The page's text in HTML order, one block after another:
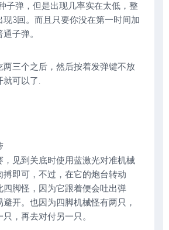
子弹，但是出现几率实在太低，整
3回。而且只要你没在第一时间加
子弹。
两三个之后，然后按着发弹键不放
就可以了.
，见到关底时使用蓝激光对准机械
搏即可，不过，在它的炮台转动
四脚怪，因为它跟着便会吐出弹
开。也因为四脚机械怪有两只，
，再去对付另一只。